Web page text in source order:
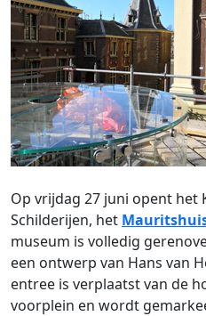
Op vrijdag 27 juni opent het
Schilderijen, het
museum is volledig
een ontwerp van Hans van
entree is verplaatst van de
voorplein en wordt